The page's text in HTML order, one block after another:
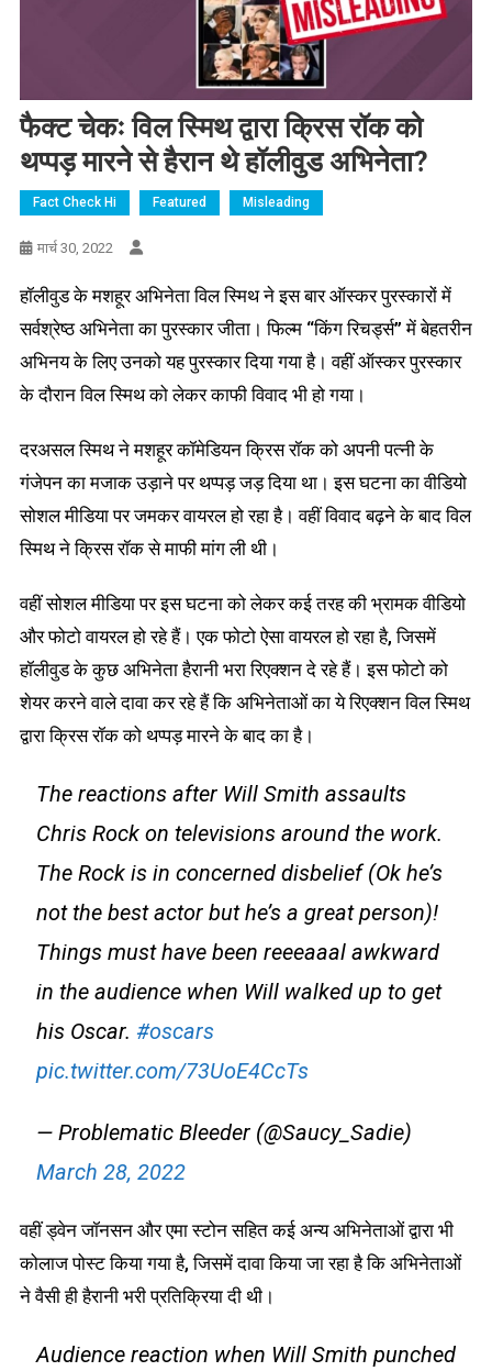
फैक्ट चेकः विल स्मिथ द्वारा क्रिस रॉक को
थप्पड़ मारने से हैरान थे हॉलीवुड अभिनेता?
Fact Check Hi Featured Misleading
मार्च 30, 2022
हॉलीवुड के मशहूर अभिनेता विल स्मिथ ने इस बार ऑस्कर पुरस्कारों में
सर्वश्रेष्ठ अभिनेता का पुरस्कार जीता। फिल्म “किंग रिचर्ड्स” में बेहतरीन
अभिनय के लिए उनको यह पुरस्कार दिया गया है। वहीं ऑस्कर पुरस्कार
के दौरान विल स्मिथ को लेकर काफी विवाद भी हो गया।
दरअसल स्मिथ ने मशहूर कॉमेडियन क्रिस रॉक को अपनी पत्नी के
गंजेपन का मजाक उड़ाने पर थप्पड़ जड़ दिया था। इस घटना का वीडियो
सोशल मीडिया पर जमकर वायरल हो रहा है। वहीं विवाद बढ़ने के बाद विल
स्मिथ ने क्रिस रॉक से माफी मांग ली थी।
वहीं सोशल मीडिया पर इस घटना को लेकर कई तरह की भ्रामक वीडियो
और फोटो वायरल हो रहे हैं। एक फोटो ऐसा वायरल हो रहा है, जिसमें
हॉलीवुड के कुछ अभिनेता हैरानी भरा रिएक्शन दे रहे हैं। इस फोटो को
शेयर करने वाले दावा कर रहे हैं कि अभिनेताओं का ये रिएक्शन विल स्मिथ
द्वारा क्रिस रॉक को थप्पड़ मारने के बाद का है।
The reactions after Will Smith assaults
Chris Rock on televisions around the work.
The Rock is in concerned disbelief (Ok he’s
not the best actor but he’s a great person)!
Things must have been reeeaaal awkward
in the audience when Will walked up to get
his Oscar. #oscars
pic.twitter.com/73UoE4CcTs
— Problematic Bleeder (@Saucy_Sadie)
March 28, 2022
वहीं ड्वेन जॉनसन और एमा स्टोन सहित कई अन्य अभिनेताओं द्वारा भी
कोलाज पोस्ट किया गया है, जिसमें दावा किया जा रहा है कि अभिनेताओं
ने वैसी ही हैरानी भरी प्रतिक्रिया दी थी।
Audience reaction when Will Smith punched